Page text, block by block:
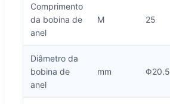
Comprimento
da bobina de
anel
M 25
Diâmetro da
bobina de
anel
mm Φ20.5